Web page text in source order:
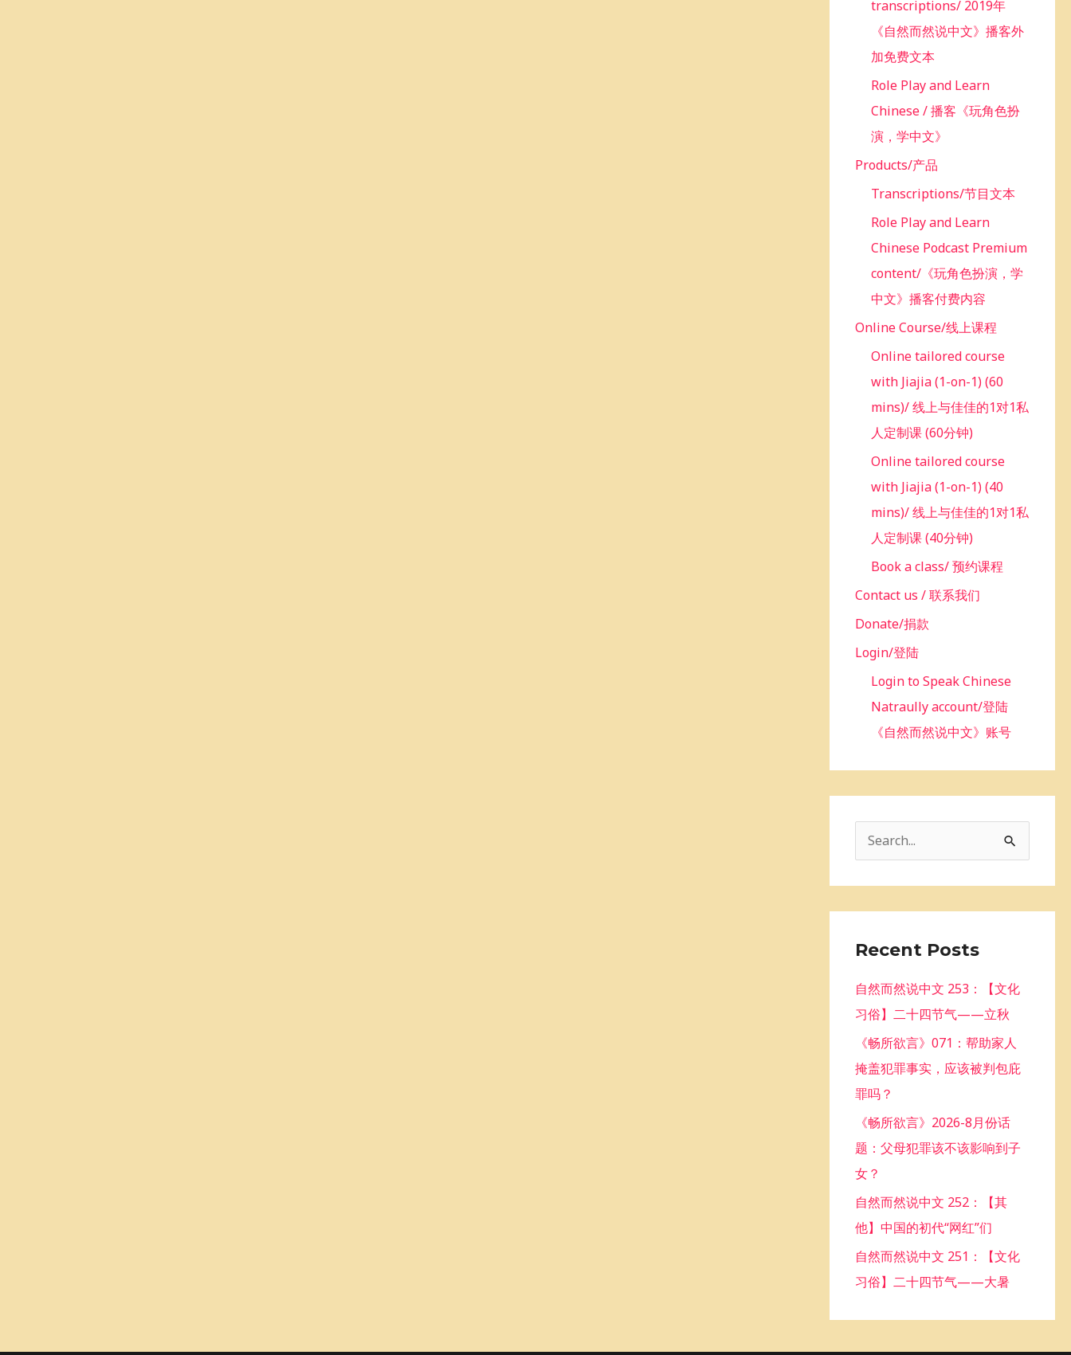
transcriptions/ 2019年
《自然而然说中文》播客外
加免费文本
Role Play and Learn
Chinese / 播客《玩角色扮
演，学中文》
Products/产品
Transcriptions/节目文本
Role Play and Learn
Chinese Podcast Premium
content/《玩角色扮演，学
中文》播客付费内容
Online Course/线上课程
Online tailored course
with Jiajia (1-on-1) (60
mins)/ 线上与佳佳的1对1私
人定制课 (60分钟)
Online tailored course
with Jiajia (1-on-1) (40
mins)/ 线上与佳佳的1对1私
人定制课 (40分钟)
Book a class/ 预约课程
Contact us / 联系我们
Donate/捐款
Login/登陆
Login to Speak Chinese
Natraully account/登陆
《自然而然说中文》账号
c
f
o
:
Recent Posts
自然而然说中文 253：【文化
习俗】二十四节气——立秋
《畅所欲言》071：帮助家人
掩盖犯罪事实，应该被判包庇
罪吗？
《畅所欲言》2026-8月份话
题：父母犯罪该不该影响到子
女？
自然而然说中文 252：【其
他】中国的初代“网红”们
自然而然说中文 251：【文化
习俗】二十四节气——大暑